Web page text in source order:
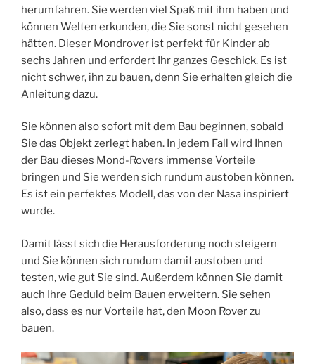
herumfahren. Sie werden viel Spaß mit ihm haben und
können Welten erkunden, die Sie sonst nicht gesehen
hätten. Dieser Mondrover ist perfekt für Kinder ab
sechs Jahren und erfordert Ihr ganzes Geschick. Es ist
nicht schwer, ihn zu bauen, denn Sie erhalten gleich die
Anleitung dazu.
Sie können also sofort mit dem Bau beginnen, sobald
Sie das Objekt zerlegt haben. In jedem Fall wird Ihnen
der Bau dieses Mond-Rovers immense Vorteile
bringen und Sie werden sich rundum austoben können.
Es ist ein perfektes Modell, das von der Nasa inspiriert
wurde.
Damit lässt sich die Herausforderung noch steigern
und Sie können sich rundum damit austoben und
testen, wie gut Sie sind. Außerdem können Sie damit
auch Ihre Geduld beim Bauen erweitern. Sie sehen
also, dass es nur Vorteile hat, den Moon Rover zu
bauen.